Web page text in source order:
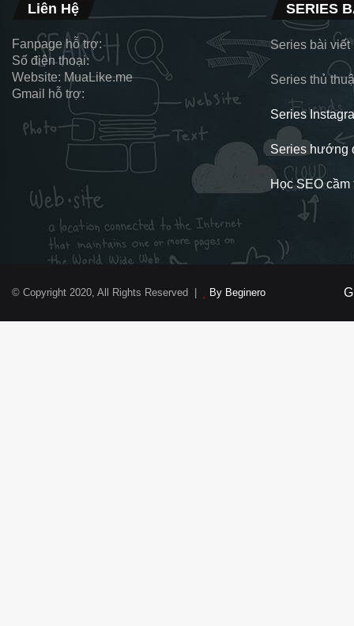
Liên Hệ
Fanpage hỗ trợ:
Số điện thoại:
Website: MuaLike.me
Gmail hỗ trợ:
SERIES
Series bài viết
Series thủ
Series
Series hướng
Học SEO
© Copyright 2020, All Rights Reserved | By Beginero